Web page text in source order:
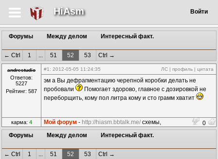
HiAsm Войти
Форумы Между делом Интересный факт.
← Ctrl 1 ... 51 52 53 Ctrl →
andrestudio
Ответов:
5227
Рейтинг: 587
#1 : 2012-05-05 11:24:35 ЛС | профиль | цитата
эм а Вы дефрагментацию черепной коробки делать не
пробовали
Помогает здорово, главное с дозировкой не
переборщить, кому пол литра кому и сто грамм хватит
карма: 4 Мой форум - http://hiasm.bbtalk.me/ схемы,
компоненты...
0
Форумы
Между делом Интересный факт.
← Ctrl 1 ... 51 52 53 Ctrl →